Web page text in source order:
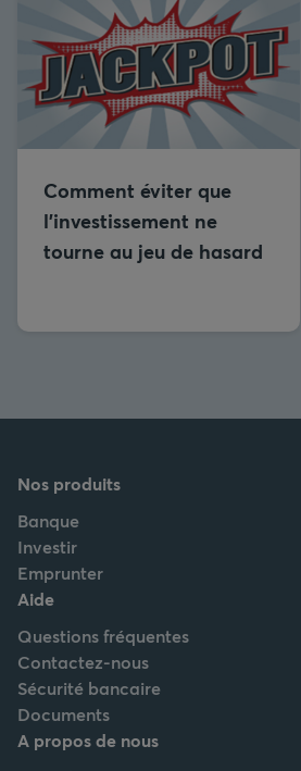
Comment éviter que
l’investissement ne
tourne au jeu de hasard
Nos produits
Banque
Investir
Emprunter
Aide
Questions fréquentes
Contactez-nous
Sécurité bancaire
Documents
A propos de nous